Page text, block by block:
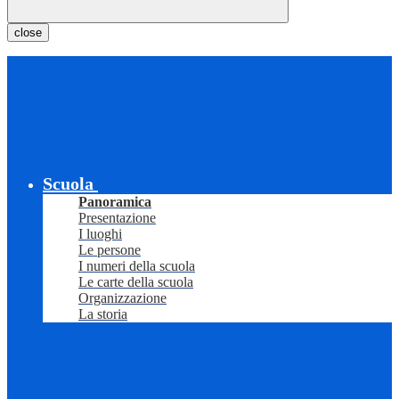
close
Scuola
Panoramica
Presentazione
I luoghi
Le persone
I numeri della scuola
Le carte della scuola
Organizzazione
La storia